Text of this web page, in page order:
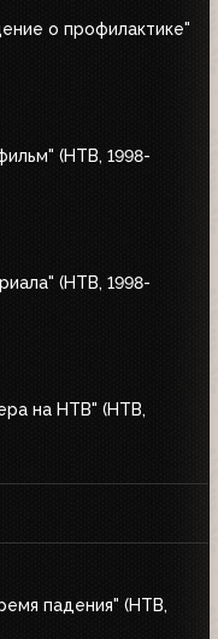
о профилактике"
(НТВ, 1998-
(НТВ, 1998-
на НТВ" (НТВ,
падения" (НТВ,